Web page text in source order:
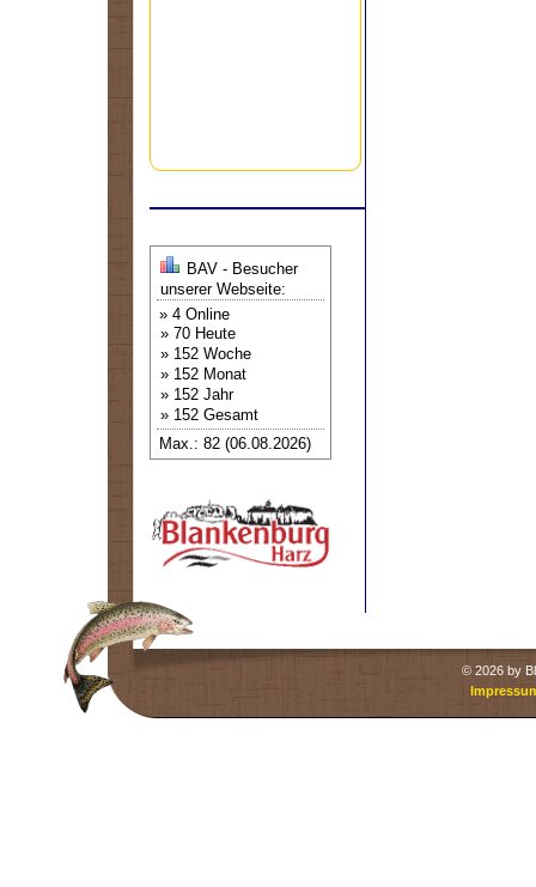
BAV - Besucher
unserer Webseite:
» 4 Online
» 70 Heute
» 152 Woche
» 152 Monat
» 152 Jahr
» 152 Gesamt
Max.: 82 (06.08.2026)
© 2026 by